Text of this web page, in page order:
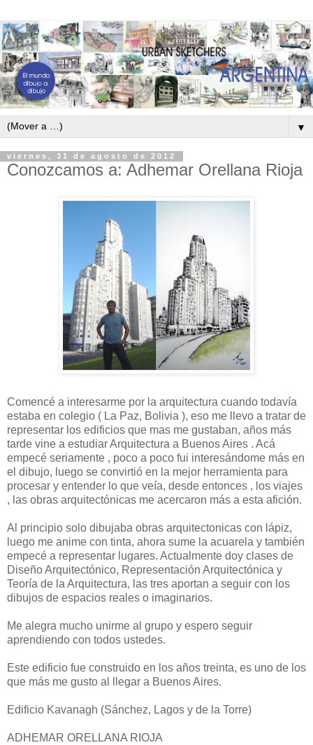
▼
viernes, 31 de agosto de 2012
Conozcamos a: Adhemar Orellana Rioja
Comencé a interesarme por la arquitectura cuando todavía
estaba en colegio ( La Paz, Bolivia ), eso me llevo a tratar de
representar los edificios que mas me gustaban, años más
tarde vine a estudiar Arquitectura a Buenos Aires . Acá
empecé seriamente , poco a poco fui interesándome más en
el dibujo, luego se convirtió en la mejor herramienta para
procesar y entender lo que veía, desde entonces , los viajes
, las obras arquitectónicas me acercaron más a esta afición.
Al principio solo dibujaba obras arquitectonicas con lápiz,
luego me anime con tinta, ahora sume la acuarela y también
empecé a representar lugares. Actualmente doy clases de
Diseño Arquitectónico, Representación Arquitectónica y
Teoría de la Arquitectura, las tres aportan a seguir con los
dibujos de espacios reales o imaginarios.
Me alegra mucho unirme al grupo y espero seguir
aprendiendo con todos ustedes.
Este edificio fue construido en los años treinta, es uno de los
que más me gusto al llegar a Buenos Aires.
Edificio Kavanagh (Sánchez, Lagos y de la Torre)
ADHEMAR ORELLANA RIOJA